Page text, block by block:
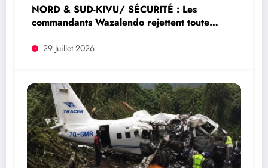
NORD & SUD-KIVU/ SÉCURITÉ : Les
commandants Wazalendo rejettent toute
prétendue représentation nationale de
Dady Saleh Idi
29 Juillet 2026